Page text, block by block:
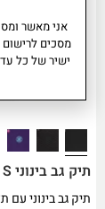
תיק גב בינוני SEOUL S
תיק גב בינוני עם
אני מאשר
מסכים
ישיר של כל